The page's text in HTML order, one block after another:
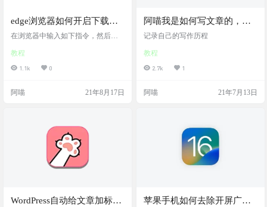
edge浏览器如何开启下载多
线程，提升下载速度？
在浏览器中输入如下指令，然后如
dge://flags/#enable-parallel-downloadin
g edge浏览器开启下载多线程，提升
教程
1.1k 0
阿喵 21年8月17日
阿喵我是如何写文章的，简
单记录一下，给大家一个参
记录自己的写作历程
教程
2.7k 1
阿喵 21年7月13日
WordPress自动给文章加标签
苹果手机如何去除开屏广